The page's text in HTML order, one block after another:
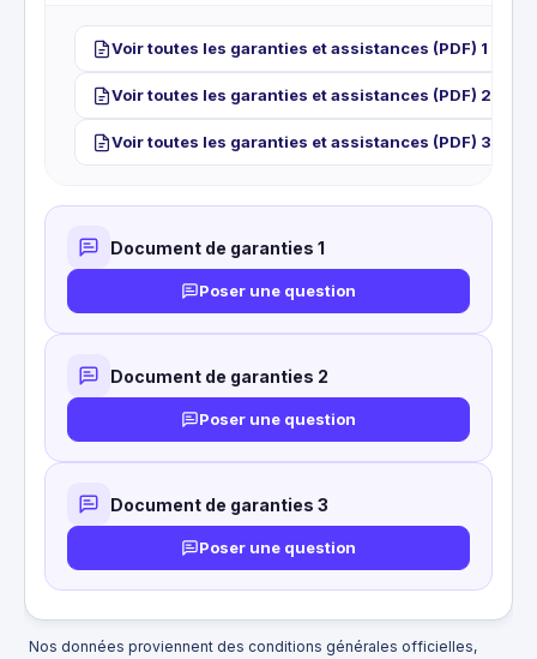
animaux ou armes. Responsabilité
professionnelle. Amendes ou dommages
punitifs.
Franchise
CE QUI EST COUVERT
Vol de biens personnels pendant le
voyage, y compris en chambre d'hôtel ou
résidence de vacances.
CE QUI N'EST PAS COUVERT
véhicule non verrouillé. Argent liquide,
bijoux, documents de valeur.
Voir toutes les garanties et assistances (PDF) 1
Voir toutes les garanties et assistances (PDF) 2
Voir toutes les garanties et assistances (PDF) 3
Document de garanties 1
Poser une question
Document de garanties 2
Poser une question
Document de garanties 3
Poser une question
Nos données proviennent des conditions générales officielles,